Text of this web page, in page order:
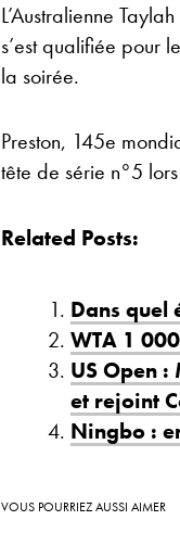
L’Australienne
s’est qualifiée pour
la soirée.
Preston, 145e
tête de série n°5
Related Posts:
Dans quel
WTA 1
US Open
et rejoint
Ningbo :
VOUS POURRIEZ AUSSI AIMER